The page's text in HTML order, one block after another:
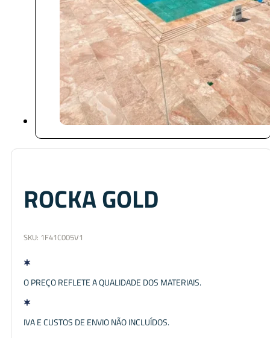
ROCKA GOLD
SKU: 1F41C005V1
O PREÇO REFLETE A QUALIDADE DOS MATERIAIS.
IVA E CUSTOS DE ENVIO NÃO INCLUÍDOS.